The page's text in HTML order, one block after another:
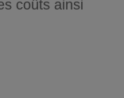
coûts ainsi